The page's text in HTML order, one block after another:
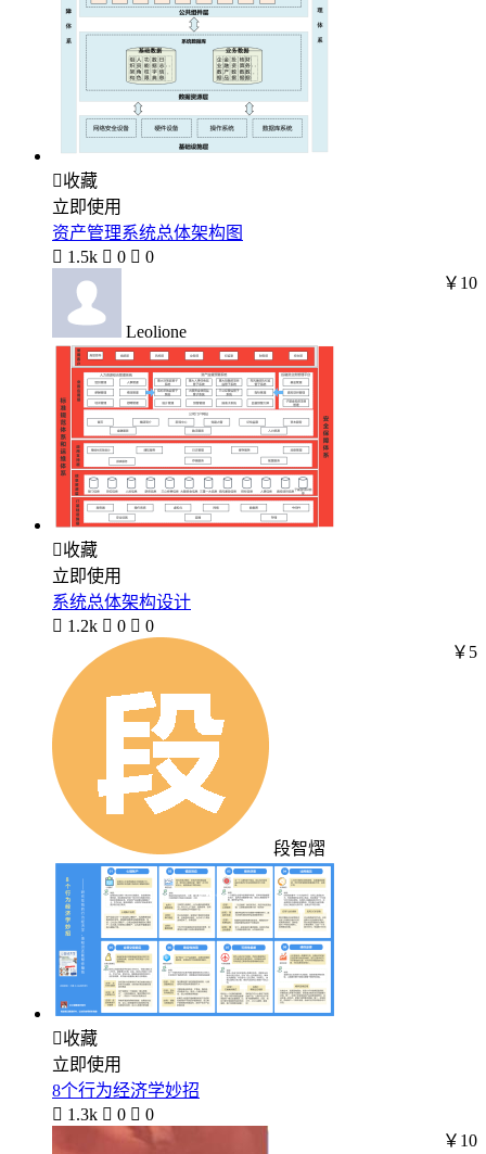
收藏
立即使用
资产管理系统总体架构图
 1.5k  0  0
Leolione
￥10
收藏
立即使用
系统总体架构设计
 1.2k  0  0
段智熠
￥5
收藏
立即使用
8个行为经济学妙招
 1.3k  0  0
￥10